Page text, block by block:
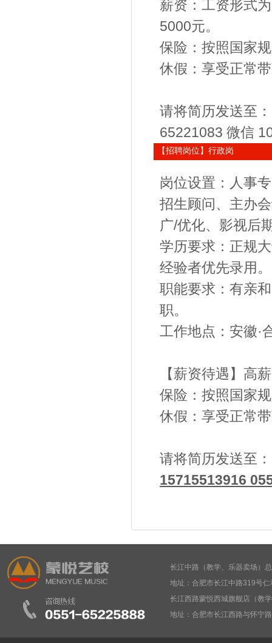
薪资：工资形式
5000元。
保险：按照国家
休假：享受正常
请将简历发送至：
65221083 微信
【招聘岗位】行政岗
岗位设置：人事
招生顾问、主办
广/优化、影视后
学历要求：正规
经验者优先录用
职能要求：有亲
职。
工作地点：安徽·
【薪资待遇】高
保险：按照国家
休假：享受正常
请将简历发送至：
15715513916
长江中路（教学、乐器卖场
地址：合肥市长江中路319号
长江西路蒙悦西城旗舰店（教
地址：合肥市长江西路与怀宁